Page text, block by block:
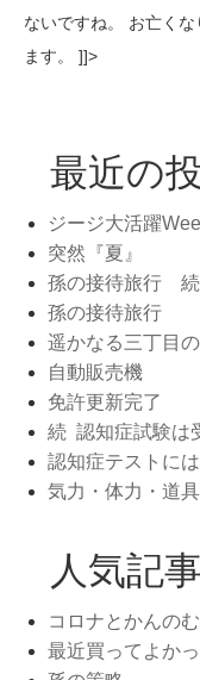
ないですね。 お亡く
ます。 ]]>
最近の
ジージ大活躍
突然『夏』
孫の接待旅行 続
孫の接待旅行
遥かなる三丁目の
自動販売機
免許更新完了
続 認知症試験は
認知症テストに
気力・体力・道
人気記事
コロナとかんの
最近買ってよか